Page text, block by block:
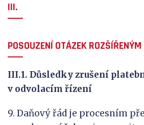
III.
POSOUZENÍ OTÁZEK
III.1. Důsledky zrušení
v odvolacím řízení
9. Daňový řád je procesním